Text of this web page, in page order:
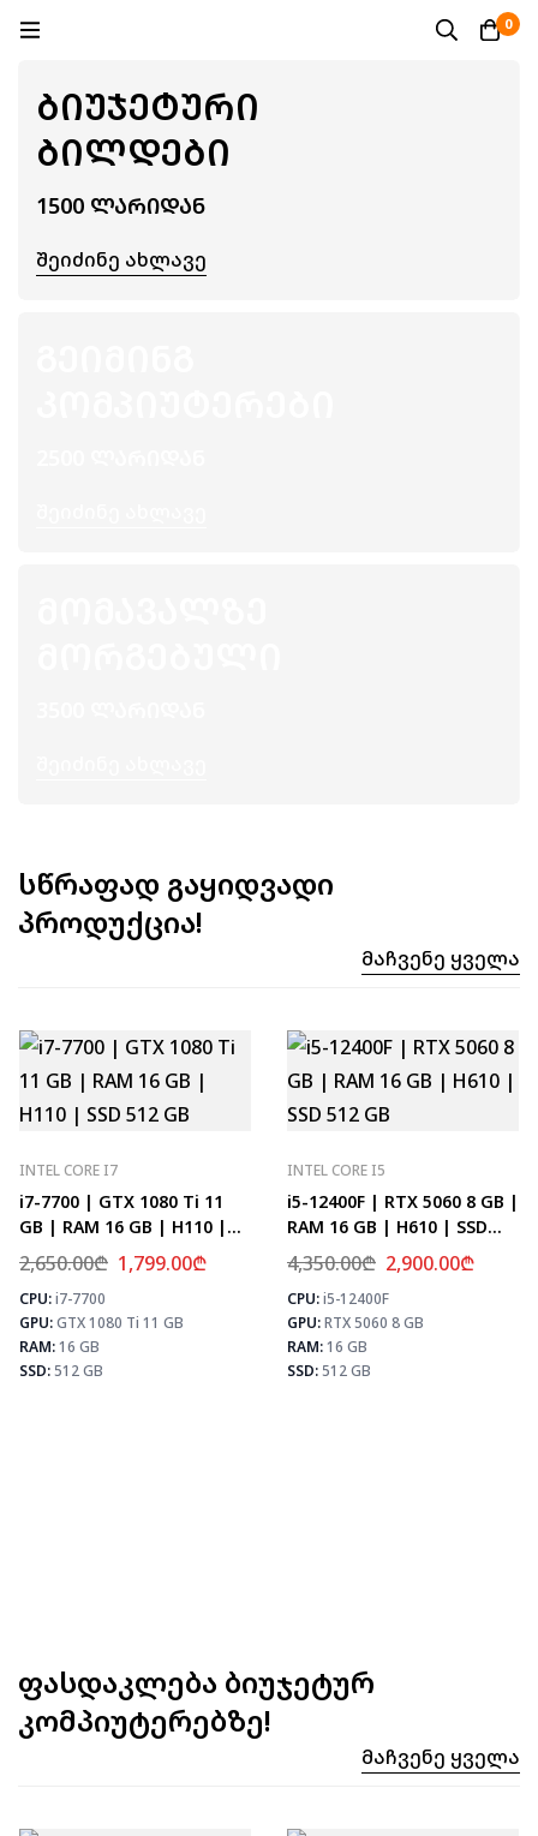
0
ᲑᲘᲣᲯᲔᲢᲣᲠᲘ
ᲑᲘᲚᲓᲔᲑᲘ
1500 ᲚᲐᲠᲘᲓᲐᲜ
Შეიძინე Ახლავე
სწრაფად გაყიდვადი
პროდუქცია!
Მაჩვენე Ყველა
INTEL CORE I7
i7-7700 | GTX 1080 Ti 11
GB | RAM 16 GB | H110 |
SSD 512 GB
2,650.00₾ 1,799.00₾
CPU:i7-7700
GPU:GTX 1080 Ti 11 GB
RAM:16 GB
SSD:512 GB
⚡ MAX FPS
CS2
156
PUBG
101
Fortnite
119
INTEL CORE I5
i5-12400F | RTX 5060 8 GB |
RAM 16 GB | H610 | SSD
512 GB
4,350.00₾ 2,900.00₾
CPU:i5-12400F
GPU:RTX 5060 8 GB
RAM:16 GB
SSD:512 GB
ფასდაკლება ბიუჯეტურ
კომპიუტერებზე!
Მაჩვენე Ყველა